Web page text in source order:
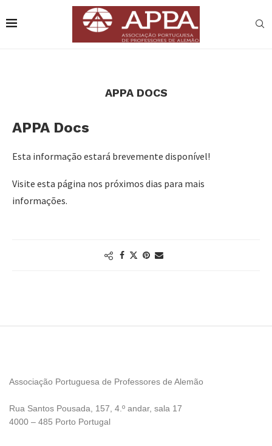
APPA DOCS
APPA Docs
Esta informação estará brevemente disponível!
Visite esta página nos próximos dias para mais
informações.
Associação Portuguesa de Professores de Alemão
Rua Santos Pousada, 157, 4.º andar, sala 17
4000 – 485 Porto Portugal